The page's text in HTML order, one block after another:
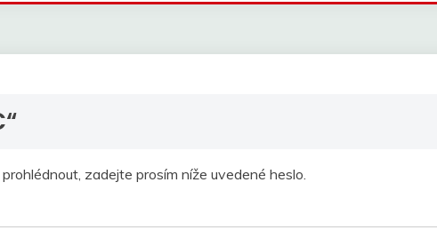
zadejte prosím níže uvedené heslo.